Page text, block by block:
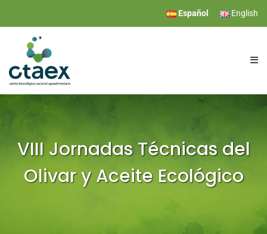
Español English
CTAEX
INVESTIGACIÓN
SERVICIOS
VIII Jornadas Técnicas del
Olivar y Aceite Ecológico